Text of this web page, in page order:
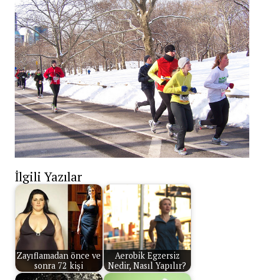
İlgili Yazılar
Zayıflamadan önce ve
sonra 72 kişi
Aerobik Egzersiz
Nedir, Nasıl Yapılır?